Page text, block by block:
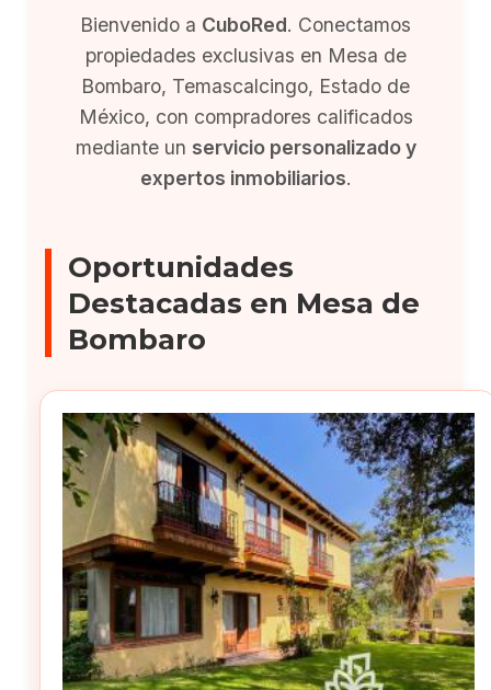
Bienvenido a CuboRed. Conectamos
propiedades exclusivas en Mesa de
Bombaro, Temascalcingo, Estado de
México, con compradores calificados
mediante un servicio personalizado y
expertos inmobiliarios.
Oportunidades
Destacadas en Mesa de
Bombaro